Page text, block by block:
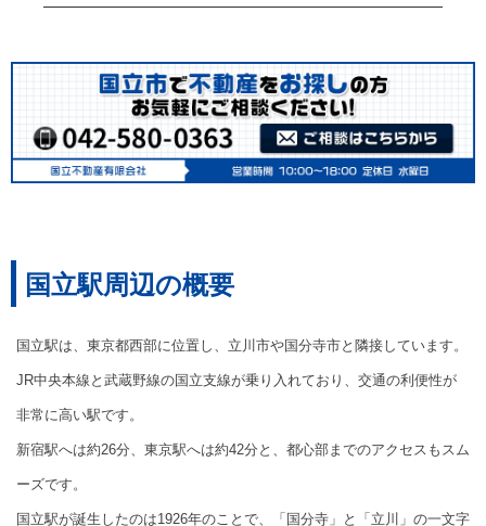
国立駅周辺の概要
国立駅は、東京都西部に位置し、立川市や国分寺市と隣接しています。
JR中央本線と武蔵野線の国立支線が乗り入れており、交通の利便性が
非常に高い駅です。
新宿駅へは約26分、東京駅へは約42分と、都心部までのアクセスもスム
ーズです。
国立駅が誕生したのは1926年のことで、「国分寺」と「立川」の一文字